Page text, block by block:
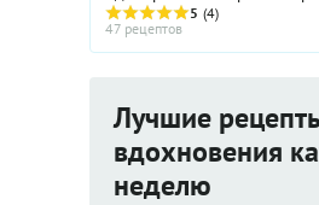
зелёные, жёлтые, красные -
поднимут настроение и
5 (4)
47 рецептов
Лучшие
вдохновения
неделю